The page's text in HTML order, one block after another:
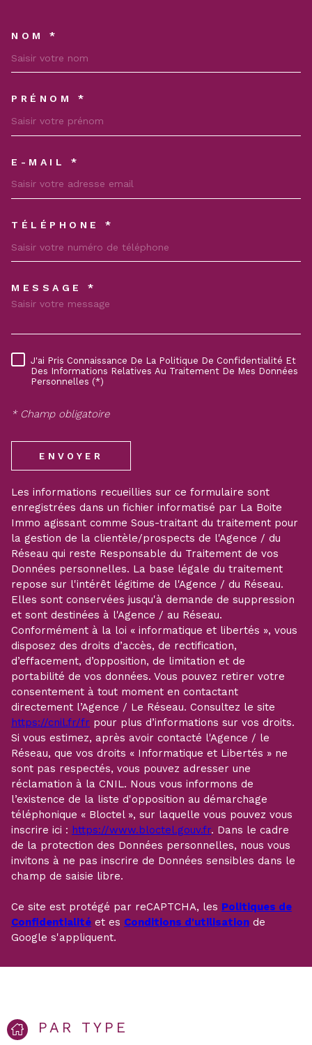
NOM *
PRÉNOM *
E-MAIL *
TÉLÉPHONE *
MESSAGE *
RÈGLEMENTATION
J'ai Pris Connaissance De La Politique De Confidentialité Et
Des Informations Relatives Au Traitement De Mes Données
Personnelles (*)
* Champ obligatoire
ENVOYER
Les informations recueillies sur ce formulaire sont
enregistrées dans un fichier informatisé par La Boite
Immo agissant comme Sous-traitant du traitement pour
la gestion de la clientèle/prospects de l'Agence / du
Réseau qui reste Responsable du Traitement de vos
Données personnelles. La base légale du traitement
repose sur l'intérêt légitime de l'Agence / du Réseau.
Elles sont conservées jusqu'à demande de suppression
et sont destinées à l'Agence / au Réseau.
Conformément à la loi « informatique et libertés », vous
disposez des droits d’accès, de rectification,
d’effacement, d’opposition, de limitation et de
portabilité de vos données. Vous pouvez retirer votre
consentement à tout moment en contactant
directement l’Agence / Le Réseau. Consultez le site
https://cnil.fr/fr pour plus d’informations sur vos droits.
Si vous estimez, après avoir contacté l'Agence / le
Réseau, que vos droits « Informatique et Libertés » ne
sont pas respectés, vous pouvez adresser une
réclamation à la CNIL. Nous vous informons de
l’existence de la liste d'opposition au démarchage
téléphonique « Bloctel », sur laquelle vous pouvez vous
inscrire ici : https://www.bloctel.gouv.fr. Dans le cadre
de la protection des Données personnelles, nous vous
invitons à ne pas inscrire de Données sensibles dans le
champ de saisie libre.
Ce site est protégé par reCAPTCHA, les Politiques de
Confidentialité et es Conditions d'utilisation de
Google s'appliquent.
PAR TYPE